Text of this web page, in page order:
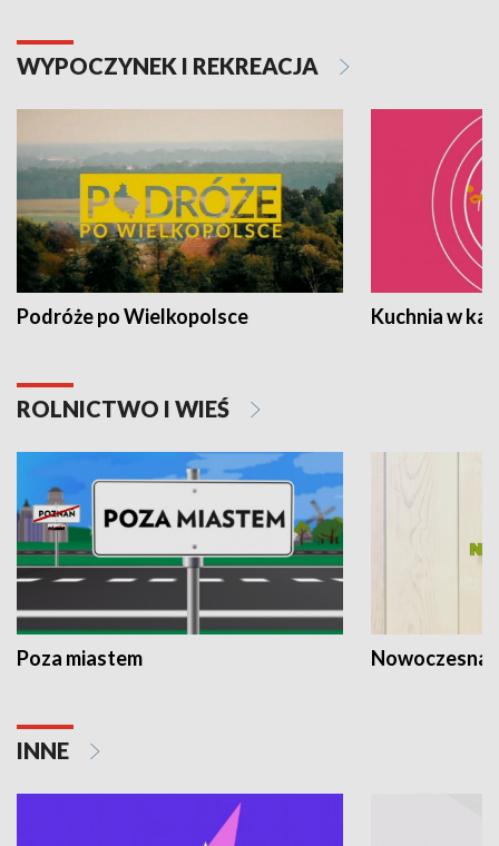
WYPOCZYNEK I REKREACJA
Podróże po Wielkopolsce Kuchnia w
ROLNICTWO I WIEŚ
Poza miastem Nowoczesna
INNE